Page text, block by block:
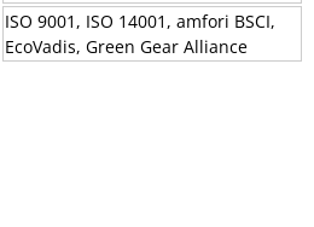
ISO 9001, ISO 14001, amfori BSCI,
EcoVadis, Green Gear Alliance